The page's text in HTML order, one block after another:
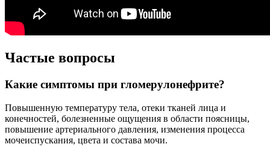
Частые вопросы
Какие симптомы при гломерулонефрите?
Повышенную температуру тела, отеки тканей лица и
конечностей, болезненные ощущения в области поясницы,
повышение артериального давления, изменения процесса
мочеиспускания, цвета и состава мочи.